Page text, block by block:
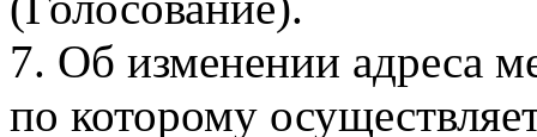
7. Об изменении адреса
по которому